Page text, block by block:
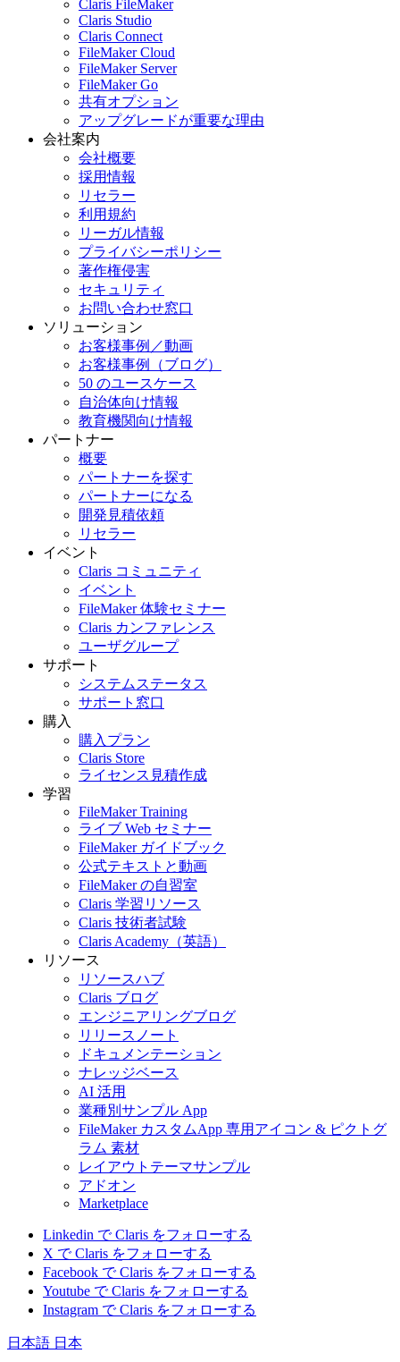
Claris FileMaker
Claris Studio
Claris Connect
FileMaker Cloud
FileMaker Server
FileMaker Go
共有オプション
アップグレードが重要な理由
会社案内
会社概要
採用情報
リセラー
利用規約
リーガル情報
プライバシーポリシー
著作権侵害
セキュリティ
お問い合わせ窓口
ソリューション
お客様事例／動画
お客様事例（ブログ）
50 のユースケース
自治体向け情報
教育機関向け情報
パートナー
概要
パートナーを探す
パートナーになる
開発見積依頼
リセラー
イベント
Claris コミュニティ
イベント
FileMaker 体験セミナー
Claris カンファレンス
ユーザグループ
サポート
システムステータス
サポート窓口
購入
購入プラン
Claris Store
ライセンス見積作成
学習
FileMaker Training
ライブ Web セミナー
FileMaker ガイドブック
公式テキストと動画
FileMaker の自習室
Claris 学習リソース
Claris 技術者試験
Claris Academy（英語）
リソース
リソースハブ
Claris ブログ
エンジニアリングブログ
リリースノート
ドキュメンテーション
ナレッジベース
AI 活用
業種別サンプル App
FileMaker カスタムApp 専用アイコン & ピクトグ
ラム 素材
レイアウトテーマサンプル
アドオン
Marketplace
Linkedin で Claris をフォローする
X で Claris をフォローする
Facebook で Claris をフォローする
Youtube で Claris をフォローする
Instagram で Claris をフォローする
日本語 日本